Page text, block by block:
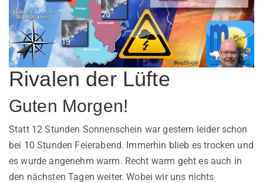
Rivalen der Lüfte
Guten Morgen!
Statt 12 Stunden Sonnenschein war gestern leider schon
bei 10 Stunden Feierabend. Immerhin blieb es trocken und
es wurde angenehm warm. Recht warm geht es auch in
den nächsten Tagen weiter. Wobei wir uns nichts